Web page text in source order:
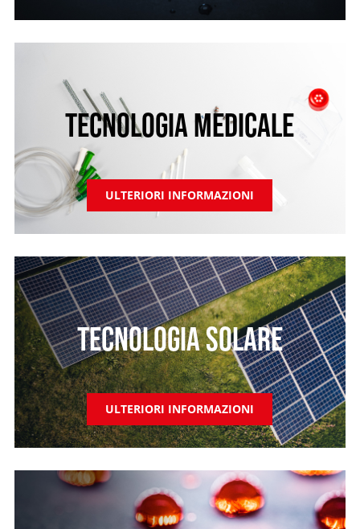
TECNOLOGIA MEDICALE
ULTERIORI INFORMAZIONI
TECNOLOGIA SOLARE
ULTERIORI INFORMAZIONI